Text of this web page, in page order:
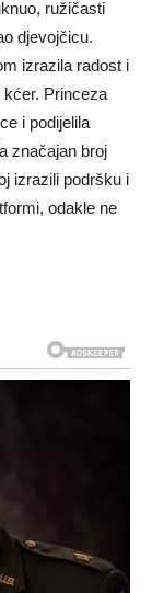
ružičasti
djevojčicu.
izrazila radost i
kćer. Princeza
i podijelila
značajan broj
izrazili podršku i
odakle ne